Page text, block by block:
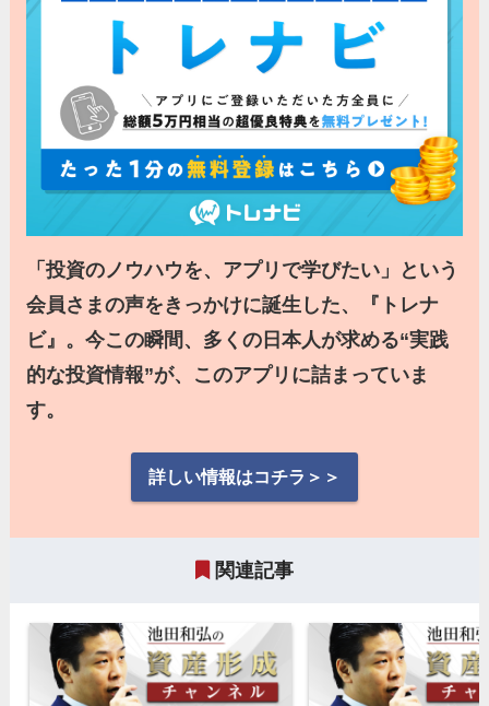
「投資のノウハウを、アプリで学びたい」という
会員さまの声をきっかけに誕生した、『トレナ
ビ』。今この瞬間、多くの日本人が求める“実践
的な投資情報”が、このアプリに詰まっていま
す。
詳しい情報はコチラ＞＞
関連記事